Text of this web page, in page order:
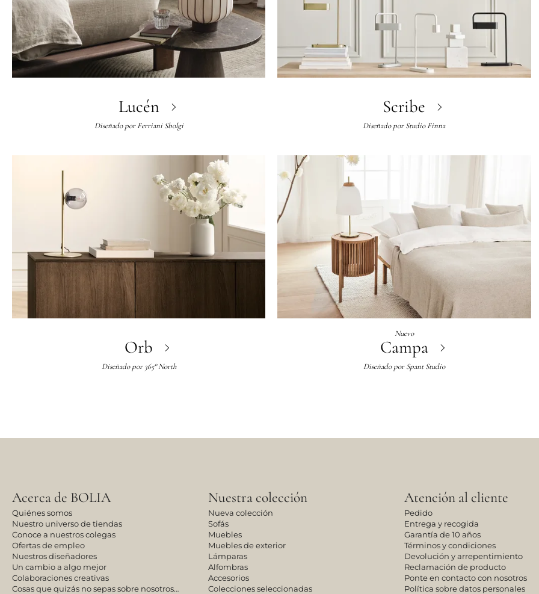
Lucén
Diseñado porFerriani Sbolgi
Scribe
Diseñado porStudio Finna
Orb
Diseñado por365° North
Nuevo
Campa
Diseñado porSpant Studio
Acerca de BOLIA
Quiénes somos
Nuestro universo de tiendas
Conoce a nuestros colegas
Ofertas de empleo
Nuestros diseñadores
Un cambio a algo mejor
Colaboraciones creativas
Cosas que quizás no sepas sobre nosotros…
Nuestra colección
Nueva colección
Sofás
Muebles
Muebles de exterior
Lámparas
Alfombras
Accesorios
Colecciones seleccionadas
Atención al cliente
Pedido
Entrega y recogida
Garantía de 10 años
Términos y condiciones
Devolución y arrepentimiento
Reclamación de producto
Ponte en contacto con nosotros
Política sobre datos personales